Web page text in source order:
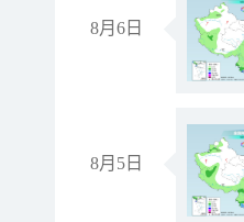
8月6日
8月5日